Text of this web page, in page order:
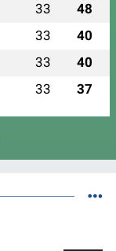
33 48
33 40
33 40
33 37